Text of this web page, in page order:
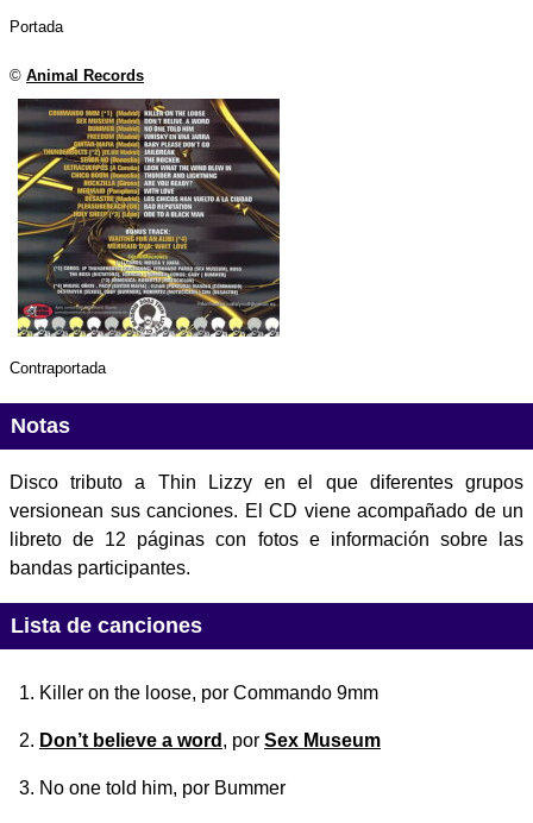
Portada
© Animal Records
Contraportada
Notas
Disco tributo a Thin Lizzy en el que diferentes grupos
versionean sus canciones. El CD viene acompañado de un
libreto de 12 páginas con fotos e información sobre las
bandas participantes.
Lista de canciones
Killer on the loose, por Commando 9mm
Don’t believe a word , por Sex Museum
No one told him, por Bummer